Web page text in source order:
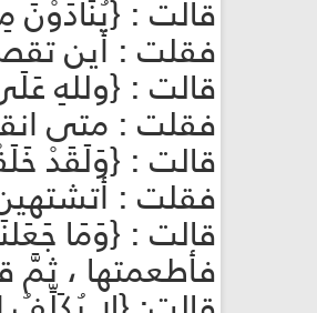
قالت : {يُنَادَوْنَ
فقلت : أين
قالت : {وللهِ
فقلت : متى
قالت : {وَلَقَدْ
فقلت :
قالت : {وَمَا
فأطعمتها ،